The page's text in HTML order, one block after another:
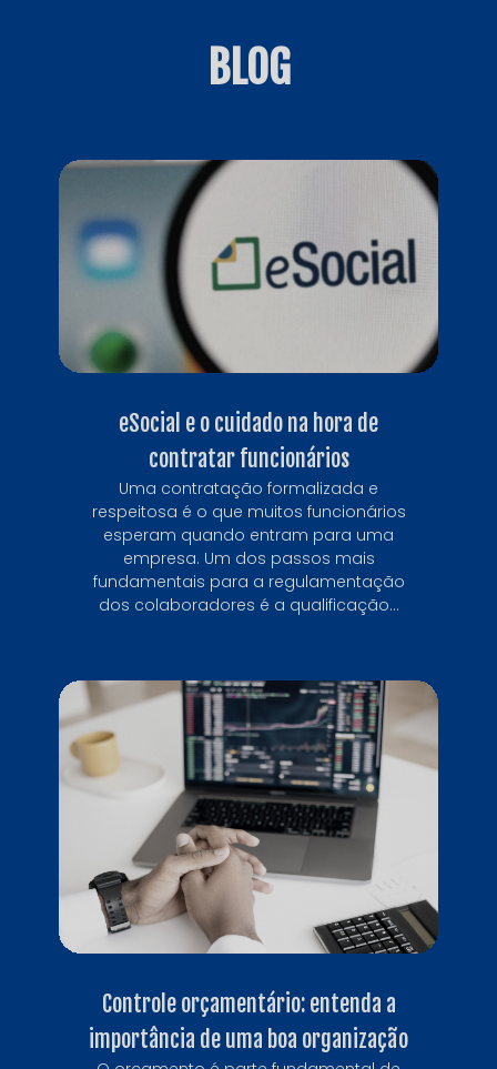
BLOG
eSocial e o cuidado na hora de
contratar funcionários
Uma contratação formalizada e
respeitosa é o que muitos funcionários
esperam quando entram para uma
empresa. Um dos passos mais
fundamentais para a regulamentação
dos colaboradores é a qualificação...
Controle orçamentário: entenda a
importância de uma boa organização